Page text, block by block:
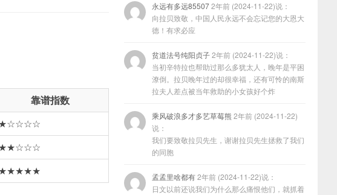
靠谱指数
永远有多远855072年前 (2024-11-22)说：
向拉贝致敬，中国人民永远不会忘记您的大恩大
德！有求必应
贫道法号纯阳贞子2年前 (2024-11-22)说：
当初辛特拉也帮助过那么多犹太人，晚年是平困
潦倒。拉贝晚年过的却很幸福，还有可怜的南斯
拉夫人差点被当年救助的小女孩好个炸
乘风破浪多才多艺草莓熊 2年前 (2024-11-22)
说：
我们要致敬拉贝先生，谢谢拉贝先生拯救了我们
的同胞
孟孟里啥都有2年前 (2024-11-22)说：
日文以前还说我们为什么那么痛恨他们，就抓着